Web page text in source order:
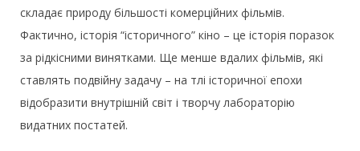
складає природу більшості комерційних фільмів.
Фактично, історія “історичного” кіно – це історія поразок
за рідкісними винятками. Ще менше вдалих фільмів, які
ставлять подвійну задачу – на тлі історичної епохи
відобразити внутрішній світ і творчу лабораторію
видатних постатей.